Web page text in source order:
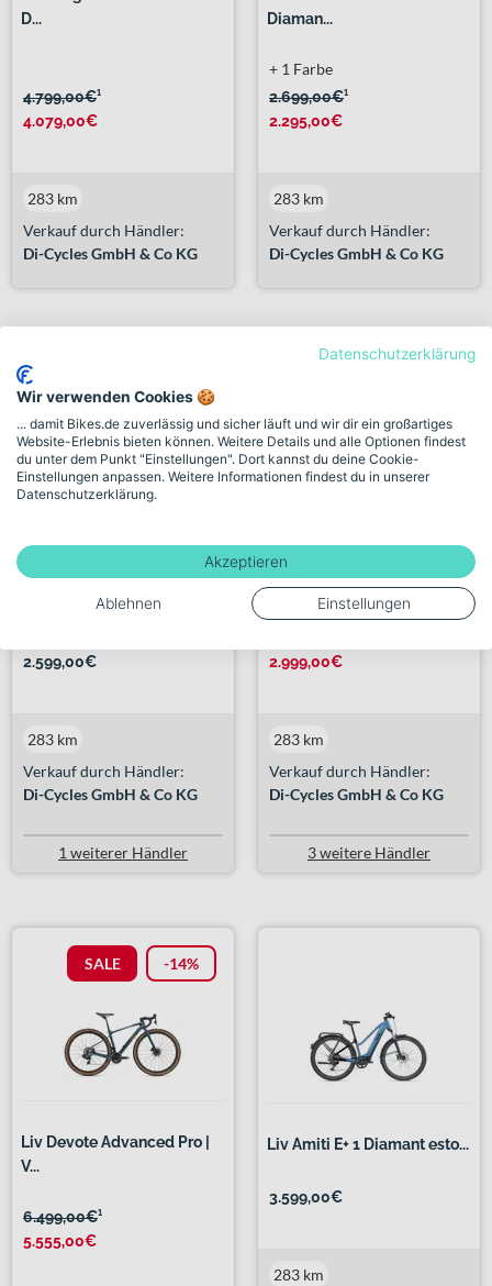
D...
4.799,00€¹
4.079,00€
Verkauf durch Händler:
Di-Cycles GmbH & Co KG
283 km
Diaman...
2.699,00€¹
2.295,00€
+ 1 Farbe
Verkauf durch Händler:
Di-Cycles GmbH & Co KG
283 km
Liv Tempt E+ Gen2 Diamant
s...
2.599,00€
Verkauf durch Händler:
Di-Cycles GmbH & Co KG
283 km
1 weiterer Händler
Liv Lurra E+ 2 Diamant sea ...
2.999,00€
Verkauf durch Händler:
Di-Cycles GmbH & Co KG
283 km
3 weitere Händler
SALE -14%
Liv Devote Advanced Pro |
V...
6.499,00€¹
5.555,00€
Liv Amiti E+ 1 Diamant esto...
3.599,00€
283 km
Datenschutzerklärung
Wir verwenden Cookies 🍪
... damit Bikes.de zuverlässig und sicher läuft und wir dir ein großartiges
Website-Erlebnis bieten können. Weitere Details und alle Optionen findest
du unter dem Punkt "Einstellungen". Dort kannst du deine Cookie-
Einstellungen anpassen. Weitere Informationen findest du in unserer
Datenschutzerklärung.
Akzeptieren
Ablehnen Einstellungen